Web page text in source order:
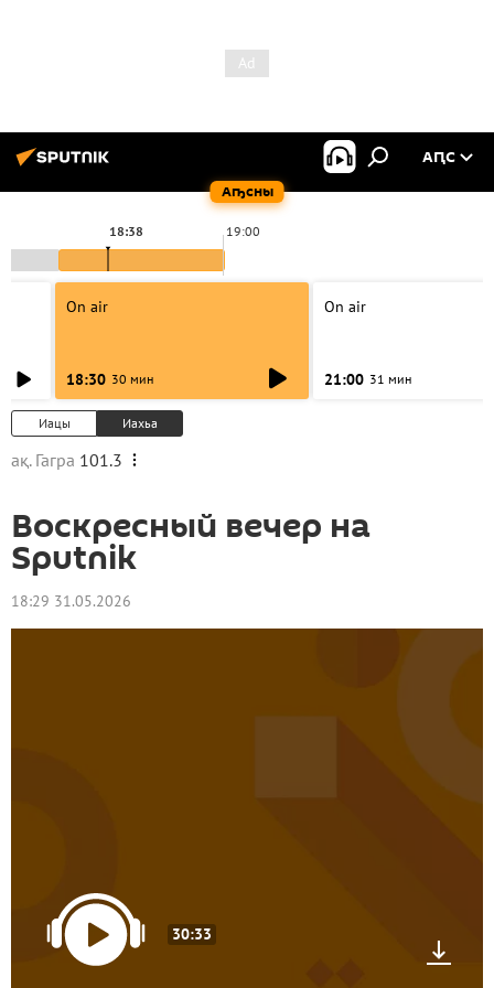
Аҧсны
АԤС
19:00
18:38
On air
18:30 30 мин
On air
21:00 31 мин
Иацы Иахьа
ақ. Гагра 101.3
Воскресный вечер на
Sputnik
18:29 31.05.2026
30:33